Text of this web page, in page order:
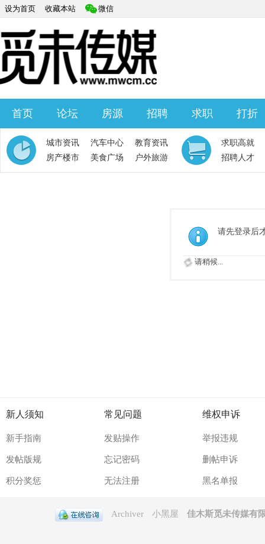
设为首页 收藏本站 微信
快捷导航
首页 论坛 房源 招聘 求职 打折
城市资讯 汽车中心
教育资讯
房产楼市
美食广场 户外旅游
求职高就
招聘人才
请先登录后
请稍候...
新人须知
新手指南
发帖版规
积分奖惩
常见问题
发贴操作
忘记密码
无法注册
维权申诉
举报违规
删帖申诉
黑名单报
Archiver 小黑屋 佳木斯觅未传媒有